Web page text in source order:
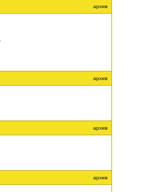
архив
архив
архив
архив